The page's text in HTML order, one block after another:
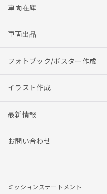
車両在庫
車両出品
フォトブック/ポスター作成
イラスト作成
最新情報
お問い合わせ
ミッションステートメント